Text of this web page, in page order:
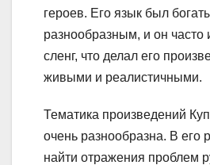
героев. Его язык был
разнообразным, и он часто
сленг, что делал его
живыми и реалистичными.
Тематика произведений
очень разнообразна. В его
найти отражения проблем